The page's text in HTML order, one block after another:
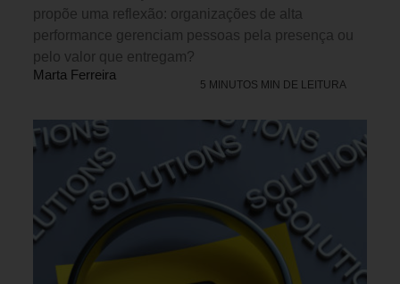
propõe uma reflexão: organizações de alta
performance gerenciam pessoas pela presença ou
pelo valor que entregam?
Marta Ferreira
5 MINUTOS MIN DE LEITURA